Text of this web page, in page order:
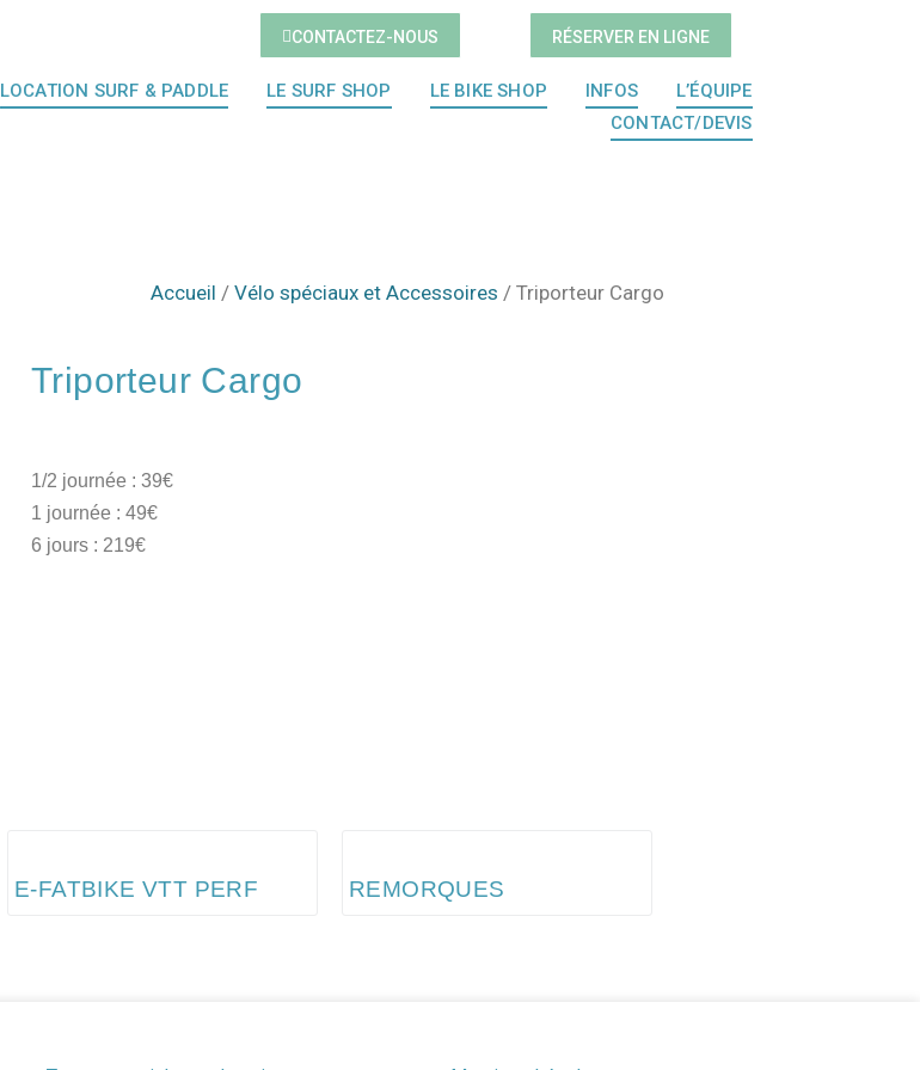
CONTACTEZ-NOUS RÉSERVER EN LIGNE
LOCATION SURF & PADDLE LE SURF SHOP LE BIKE SHOP INFOS
L’ÉQUIPE
CONTACT/DEVIS
Accueil / Vélo spéciaux et Accessoires / Triporteur Cargo
Triporteur Cargo
1/2 journée : 39€
1 journée : 49€
6 jours : 219€
E-FATBIKE VTT PERF REMORQUES